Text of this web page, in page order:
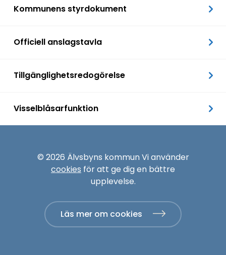
Kommunens styrdokument
Officiell anslagstavla
Tillgänglighetsredogörelse
Visselblåsarfunktion
© 2026 Älvsbyns kommun Vi använder
cookies för att ge dig en bättre
upplevelse.
Läs mer om cookies